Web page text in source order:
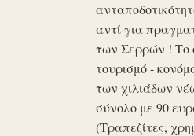
αντί για
των Σερρών ! Το
τουρισμό -
των χιλιάδων
σύνολο με 90
(Τραπεζίτες,